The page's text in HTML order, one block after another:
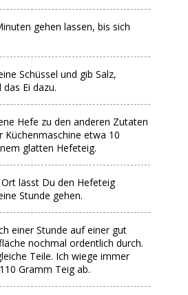
gehen lassen, bis sich
Schüssel und gib Salz,
Ei dazu.
Hefe zu den anderen Zutaten
Küchenmaschine etwa 10
glatten Hefeteig.
lässt Du den Hefeteig
Stunde gehen.
einer Stunde auf einer gut
nochmal ordentlich durch.
Teile. Ich wiege immer
Gramm Teig ab.